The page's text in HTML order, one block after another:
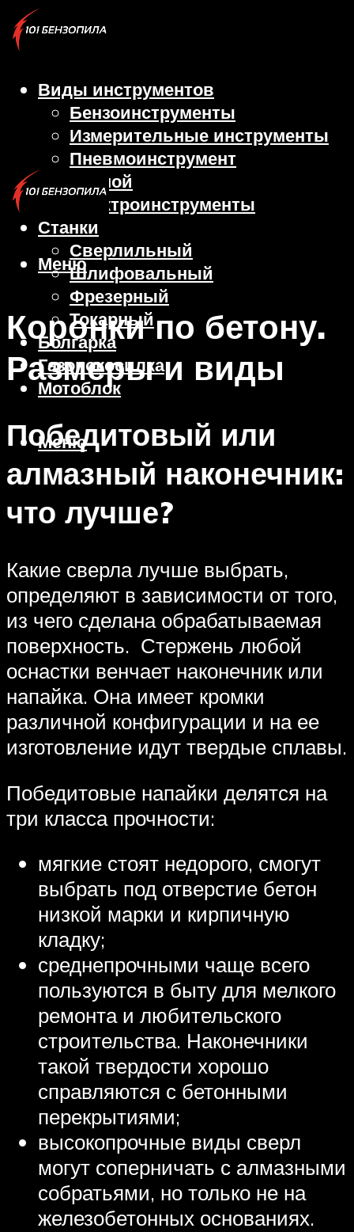
Виды инструментов
Бензоинструменты
Измерительные инструменты
Пневмоинструмент
Ручной
Электроинструменты
Станки
Сверлильный
Шлифовальный
Фрезерный
Токарный
Болгарка
Газонокосилка
Мотоблок
Меню
Меню
Коронки по бетону.
Размеры и виды
Победитовый или
алмазный наконечник:
что лучше?
Какие сверла лучше выбрать,
определяют в зависимости от того,
из чего сделана обрабатываемая
поверхность. Стержень любой
оснастки венчает наконечник или
напайка. Она имеет кромки
различной конфигурации и на ее
изготовление идут твердые сплавы.
Победитовые напайки делятся на
три класса прочности:
мягкие стоят недорого, смогут
выбрать под отверстие бетон
низкой марки и кирпичную
кладку;
среднепрочными чаще всего
пользуются в быту для мелкого
ремонта и любительского
строительства. Наконечники
такой твердости хорошо
справляются с бетонными
перекрытиями;
высокопрочные виды сверл
могут соперничать с алмазными
собратьями, но только не на
железобетонных основаниях.